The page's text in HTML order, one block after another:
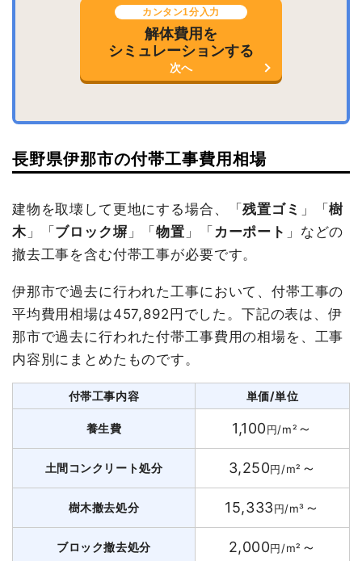
カンタン1分入力
解体費用を
シミュレーションする
次へ
長野県伊那市の付帯工事費用相場
建物を取壊して更地にする場合、「残置ゴミ 」「樹
木」「 ブロック塀 」「物置 」「 カーポート 」などの
撤去工事を含む付帯工事が必要です。
伊那市で過去に行われた工事において、付帯工事の
平均費用相場は457,892円でした。下記の表は、伊
那市で過去に行われた付帯工事費用の相場を、工事
内容別にまとめたものです。
付帯工事内容 単価/単位
養生費 1,100円/m² ～
土間コンクリート処分 3,250円/m² ～
樹木撤去処分 15,333円/m³ ～
ブロック撤去処分 2,000円/m² ～